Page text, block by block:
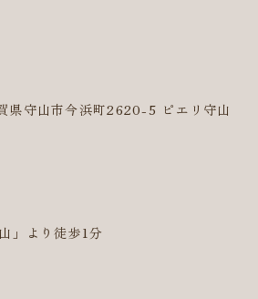
守山市今浜町2620-5 ピエリ守山
」より徒歩1分